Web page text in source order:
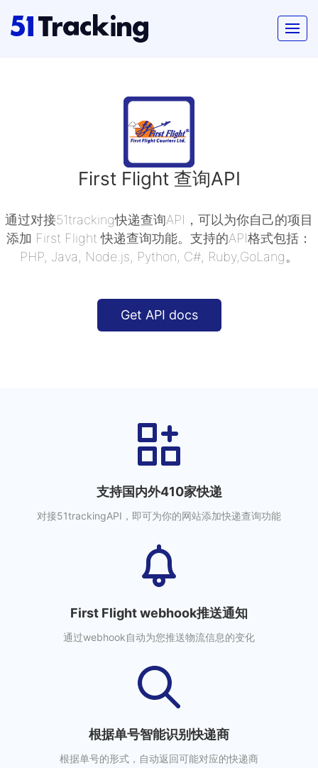
First Flight 查询API
通过对接51tracking快递查询API，可以为你自己的项目
添加 First Flight 快递查询功能。支持的API格式包括：
PHP, Java, Node.js, Python, C#, Ruby,GoLang。
Get API docs
支持国内外410家快递
对接51trackingAPI，即可为你的网站添加快递查询功能
First Flight webhook推送通知
通过webhook自动为您推送物流信息的变化
根据单号智能识别快递商
根据单号的形式，自动返回可能对应的快递商